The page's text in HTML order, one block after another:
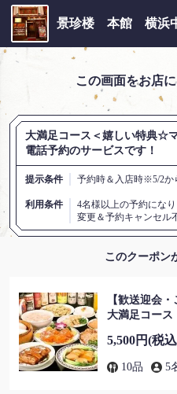
景珍楼 本館 横浜
この画面をお店
大満足コース＜嬉しい特典☆
電話予約のサービスです！
提示条件 予約時＆入店時※5/2か
利用条件
4名様以上の予約にな
変更＆予約キャンセル
このクーポン
【歓送迎会
大満足コー
5,500円(税
10品 5